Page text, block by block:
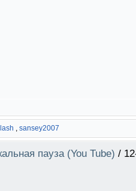
, sansey2007
пауза (You Tube) /